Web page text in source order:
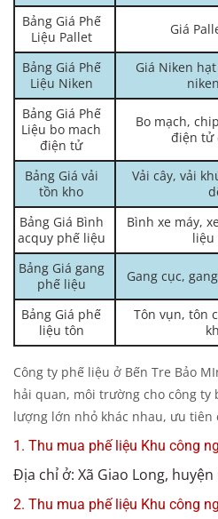
Bảng Giá Phế
Liệu Pallet
Giá
Bảng Giá Phế
Liệu Niken
Giá Niken
Bảng Giá Phế
Liệu bo mach
điện tử
Bo mạch,
điện tử
Bảng Giá vải
tồn kho
Vải cây, vải
Bảng Giá Bình
acquy phế liệu
Bình xe máy,
liệu
Bảng Giá gang
phế liệu
Gang cục,
Bảng Giá phế
liệu tôn
Tôn vụn, tôn
Công ty phế liệu ở Bến Tre Bảo
hải quan, môi trường cho công ty
lượng lớn nhỏ khác nhau, ưu tiên
1. Thu mua phế liệu Khu công
Địa chỉ ở: Xã Giao Long, huyện
2. Thu mua phế liệu Khu công